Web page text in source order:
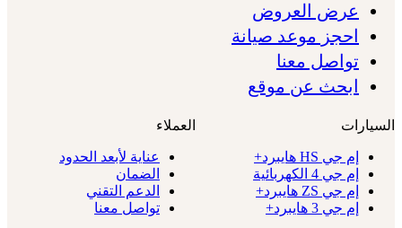
عرض العروض
احجز موعد صيانة
تواصل معنا
ابحث عن موقع
السيارات
إم جي HS هايبرد+
إم جي 4 الكهربائية
إم جي ZS هايبرد+
إم جي 3 هايبرد+
العملاء
عناية لأبعد الحدود
الضمان
الدعم التقني
تواصل معنا